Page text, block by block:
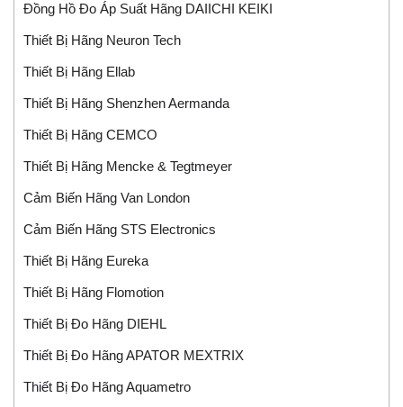
Đồng Hồ Đo Áp Suất Hãng DAIICHI KEIKI
Thiết Bị Hãng Neuron Tech
Thiết Bị Hãng Ellab
Thiết Bị Hãng Shenzhen Aermanda
Thiết Bị Hãng CEMCO
Thiết Bị Hãng Mencke & Tegtmeyer
Cảm Biến Hãng Van London
Cảm Biến Hãng STS Electronics
Thiết Bị Hãng Eureka
Thiết Bị Hãng Flomotion
Thiết Bị Đo Hãng DIEHL
Thiết Bị Đo Hãng APATOR MEXTRIX
Thiết Bị Đo Hãng Aquametro